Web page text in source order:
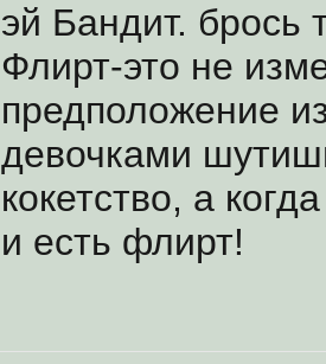
эй Бандит. брось
Флирт-это не
предположение
девочками
кокетство, а
и есть флирт!